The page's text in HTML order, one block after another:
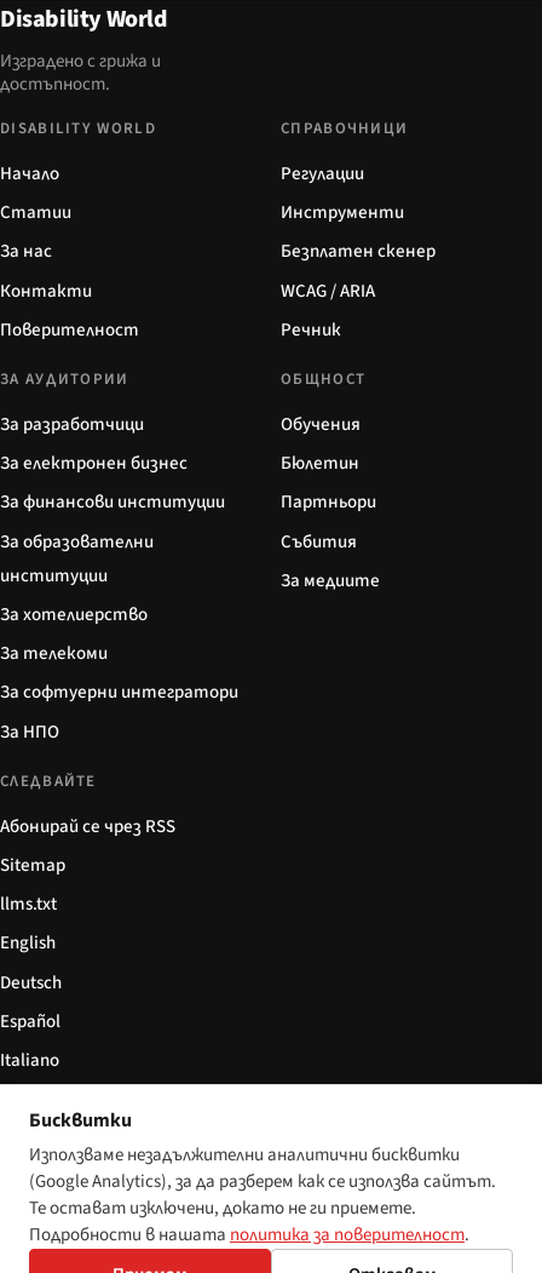
Disability World
Изградено с грижа и
достъпност.
DISABILITY WORLD
Начало
Статии
За нас
Контакти
Поверителност
СПРАВОЧНИЦИ
Регулации
Инструменти
Безплатен скенер
WCAG / ARIA
Речник
ЗА АУДИТОРИИ
За разработчици
За електронен бизнес
За финансови институции
За образователни
институции
За хотелиерство
За телекоми
За софтуерни интегратори
За НПО
ОБЩНОСТ
Обучения
Бюлетин
Партньори
Събития
За медиите
СЛЕДВАЙТЕ
Абонирай се чрез RSS
Sitemap
llms.txt
English
Deutsch
Español
Italiano
© 2026 Disability World. Всички права запазени. Настройки за бисквитки
Бисквитки
Използваме незадължителни аналитични бисквитки
(Google Analytics), за да разберем как се използва сайтът.
Те остават изключени, докато не ги приемете.
Подробности в нашата политика за поверителност.